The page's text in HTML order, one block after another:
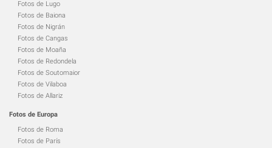
Fotos de Lugo
Fotos de Baiona
Fotos de Nigrán
Fotos de Cangas
Fotos de Moaña
Fotos de Redondela
Fotos de Soutomaior
Fotos de Vilaboa
Fotos de Allariz
Fotos de Europa
Fotos de Roma
Fotos de París